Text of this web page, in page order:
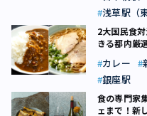
浅草駅（
2大国民食
きる都内厳
カレー
銀座駅
食の専門家
ェまで！新